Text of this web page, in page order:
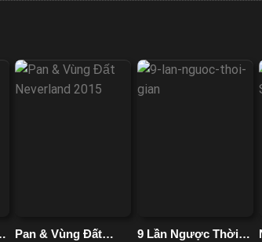
Pan & Vùng Đất
9 Lần Ngược Thời